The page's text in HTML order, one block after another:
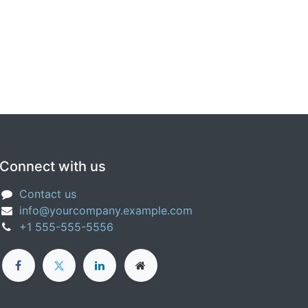
Connect with us
Contact us
info@yourcompany.example.com
+1 555-555-5556